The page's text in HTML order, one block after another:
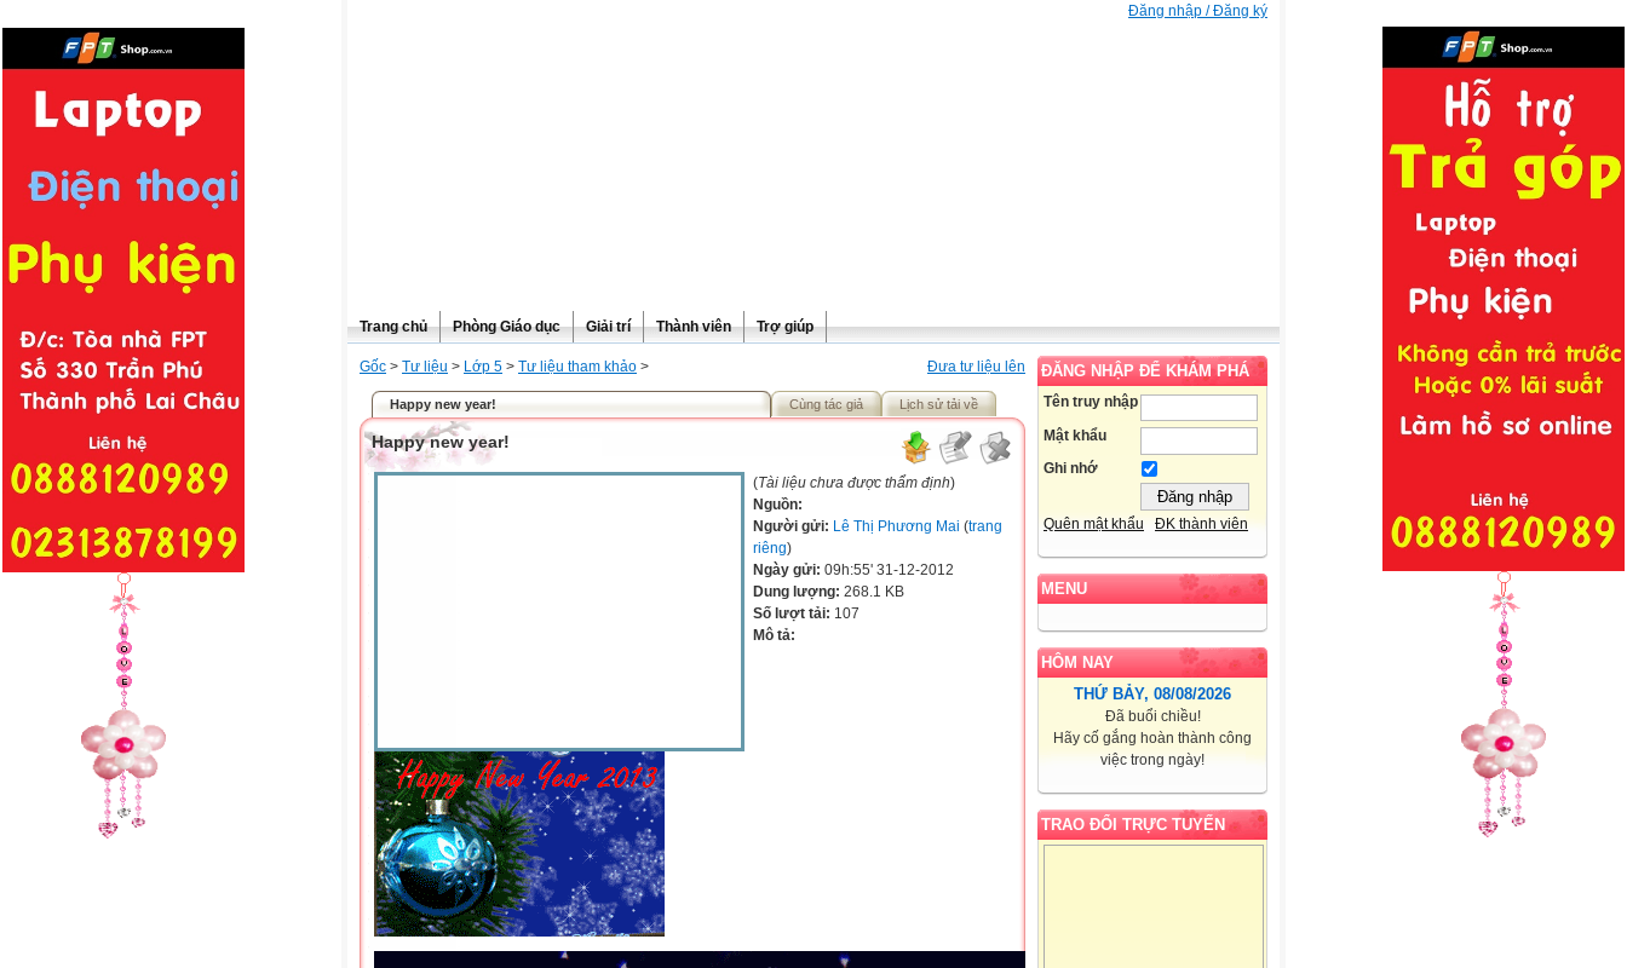
Đăng nhập / Đăng ký
Trang chủ Phòng Giáo dục Giải trí Thành viên Trợ giúp
ĐĂNG NHẬP ĐỂ KHÁM PHÁ
Tên truy nhập
Mật khẩu
Ghi nhớ
Quên mật khẩu ĐK thành viên
MENU
HÔM NAY
THỨ BẢY, 08/08/2026
Đã buổi chiều!
Hãy cố gắng hoàn thành công
việc trong ngày!
TRAO ĐỔI TRỰC TUYẾN
Đưa tư liệu lên
Gốc > Tư liệu > Lớp 5 > Tư liệu tham khảo >
Happy new year! Cùng tác giả Lịch sử tải về
Happy new year!
(Tài liệu chưa được thẩm định)
Nguồn:
Người gửi: Lê Thị Phương Mai (trang
riêng)
Ngày gửi: 09h:55' 31-12-2012
Dung lượng: 268.1 KB
Số lượt tải: 107
Mô tả: